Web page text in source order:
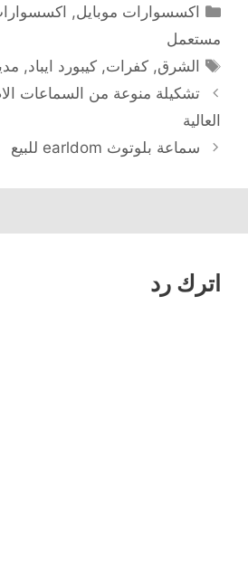
التصنيفات
اكسسوارات موبايل,
مستعمل
الوسوم
الشرق,كفرات,كيبورد ايباد,
تشكيلة منوعة من السماعات
العالية
سماعة بلوتوث earldom للبيع
اترك رد